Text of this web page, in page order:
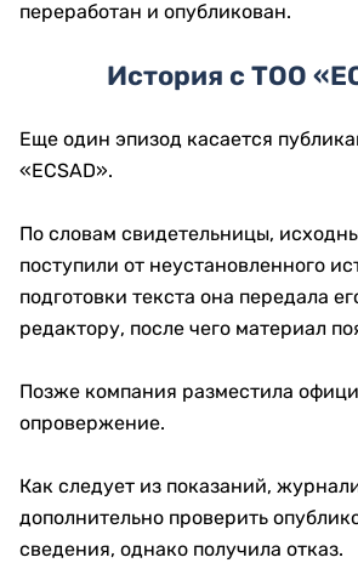
переработан и опубликован.
История с ТОО
Еще один эпизод касается
«ECSAD».
По словам свидетельницы,
поступили от неустановленного
подготовки текста она передала
редактору, после чего материал
Позже компания разместила
опровержение.
Как следует из показаний,
дополнительно проверить
сведения, однако получила отказ.